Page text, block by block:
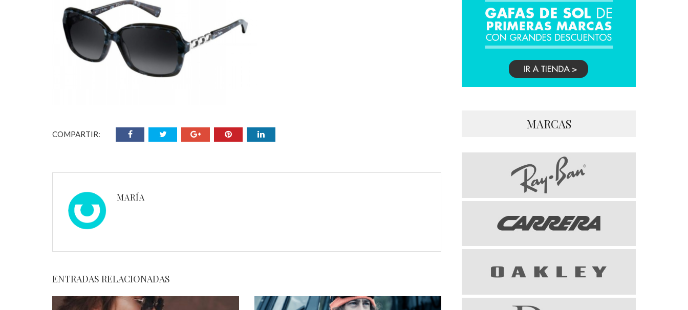
COMPARTIR:
MARÍA
ENTRADAS RELACIONADAS
MARCAS